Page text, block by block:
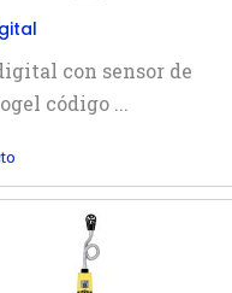
con sensor de
código ...